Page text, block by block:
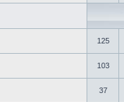
125
103
37